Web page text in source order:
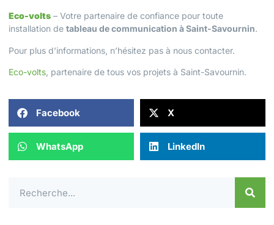
Eco-volts – Votre partenaire de confiance pour toute
installation de tableau de communication à Saint-Savournin.
Pour plus d’informations, n’hésitez pas à nous contacter.
Eco-volts , partenaire de tous vos projets à Saint-Savournin.
Facebook X
WhatsApp LinkedIn